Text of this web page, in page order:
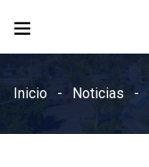
Inicio Noticias